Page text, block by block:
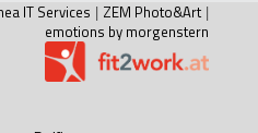
IT Services | ZEM Photo&Art |
emotions by morgenstern